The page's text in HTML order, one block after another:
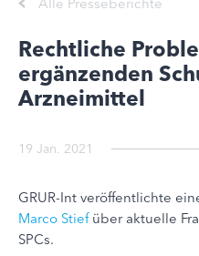
Rechtliche
ergänzenden
Arzneimittel
19 Jan. 2021
GRUR-Int veröffentlichte
Marco Stiefüber aktuelle
SPCs.